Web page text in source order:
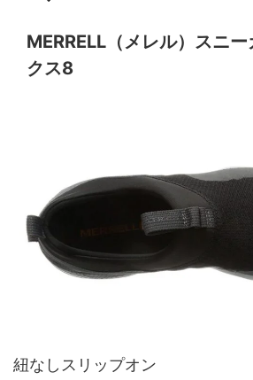
MERRELL（メレル）スニ
クス8
紐なしスリップオン